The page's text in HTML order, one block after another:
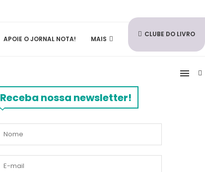
APOIE O JORNAL NOTA! MAIS
CLUBE DO LIVRO
Receba nossa newsletter!